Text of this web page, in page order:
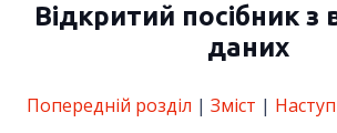
Відкритий посібник з
даних
Попередній розділ | Зміст |